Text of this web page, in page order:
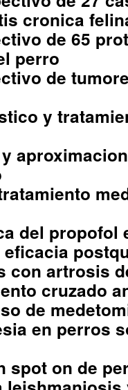
cronica
de 65
perro
de
y
del propofol
eficacia
con artrosis
cruzado
de
en perros
spot on de